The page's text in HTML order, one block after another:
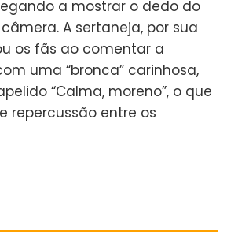
a mostrar o dedo do
A sertaneja, por sua
os fãs ao comentar a
uma “bronca” carinhosa,
“Calma, moreno”, o que
repercussão entre os